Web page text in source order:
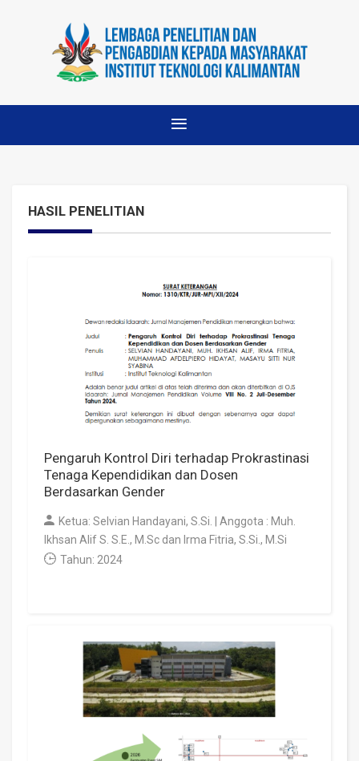
HASIL PENELITIAN
Pengaruh Kontrol Diri terhadap Prokrastinasi
Tenaga Kependidikan dan Dosen
Berdasarkan Gender
Ketua: Selvian Handayani, S.Si. | Anggota : Muh.
Ikhsan Alif S. S.E., M.Sc dan Irma Fitria, S.Si., M.Si
Tahun: 2024